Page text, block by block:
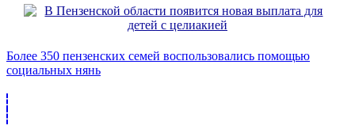
Более 350 пензенских семей воспользовались помощью
социальных нянь